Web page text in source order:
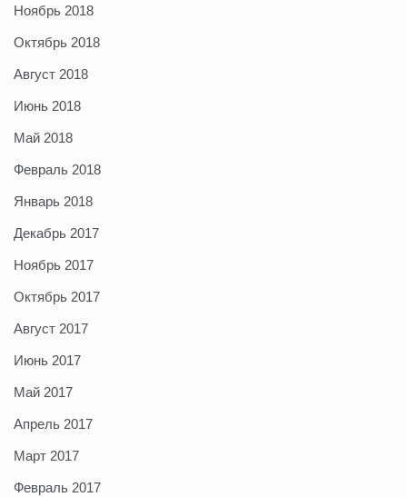
Ноябрь 2018
Октябрь 2018
Август 2018
Июнь 2018
Май 2018
Февраль 2018
Январь 2018
Декабрь 2017
Ноябрь 2017
Октябрь 2017
Август 2017
Июнь 2017
Май 2017
Апрель 2017
Март 2017
Февраль 2017